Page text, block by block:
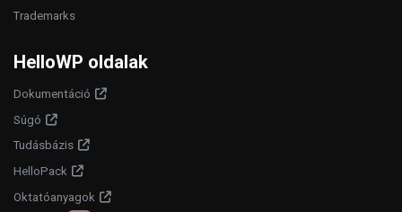
Trademarks
HelloWP oldalak
Dokumentáció
Súgó
Tudásbázis
HelloPack
Oktatóanyagok